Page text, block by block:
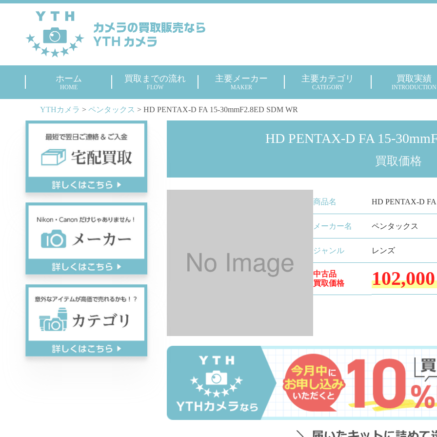
ホーム
HOME
買取までの流れ
FLOW
主要メーカー
MAKER
主要カテゴリ
CATEGORY
買取実績
INTRODUCTION
YTHカメラ > ペンタックス > HD PENTAX-D FA 15-30mmF2.8ED SDM WR
HD PENTAX-D FA 15-
買取価格
商品名 HD PENTAX-D FA
メーカー名 ペンタックス
ジャンル レンズ
中古品
買取価格
102,000